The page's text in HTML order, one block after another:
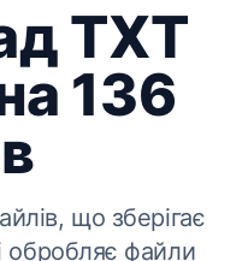
TXT
136
що зберігає
обробляє файли